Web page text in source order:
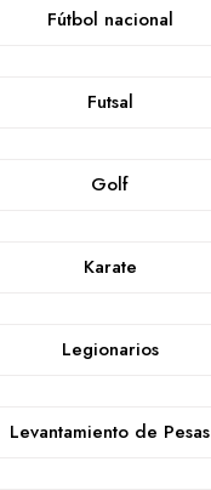
Fútbol nacional
Futsal
Golf
Karate
Legionarios
Levantamiento de Pesas